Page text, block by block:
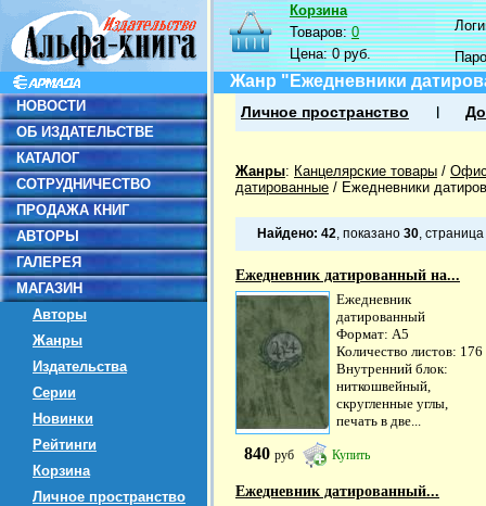
НОВОСТИ
ОБ ИЗДАТЕЛЬСТВЕ
КАТАЛОГ
СОТРУДНИЧЕСТВО
ПРОДАЖА КНИГ
АВТОРЫ
ГАЛЕРЕЯ
МАГАЗИН
Авторы
Жанры
Издательства
Серии
Новинки
Рейтинги
Корзина
Личное пространство
Корзина
Товаров:0
Цена:0 руб.
Жанр "Ежедневники
Личное пространство
Жанры: Канцелярские товары /
датированные / Ежедневники
Найдено: 42, показано 30, страница
Ежедневник датированный на...
Ежедневник
датированный
Формат: А5
Количество листов: 176
Внутренний блок:
ниткошвейный,
скругленные углы,
печать в две...
840 руб Купить
Ежедневник датированный...